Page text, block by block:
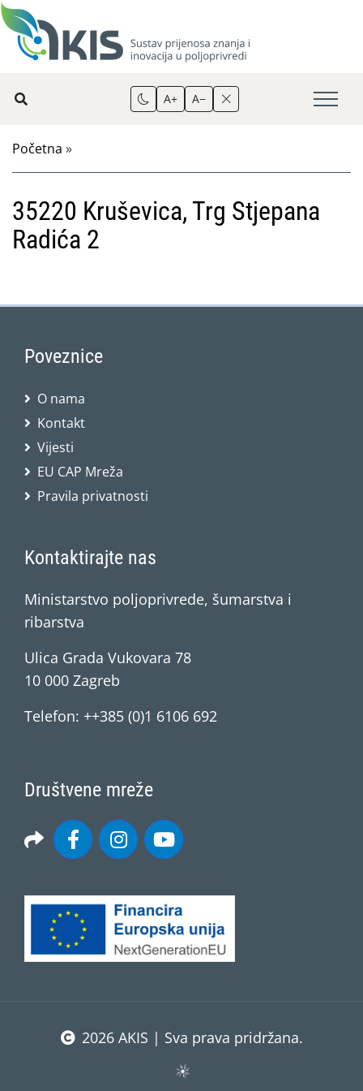
A+ A−
Početna »
35220 Kruševica, Trg Stjepana
Radića 2
Poveznice
O nama
Kontakt
Vijesti
EU CAP Mreža
Pravila privatnosti
Kontaktirajte nas
Ministarstvo poljoprivrede, šumarstva i
ribarstva
Ulica Grada Vukovara 78
10 000 Zagreb
Telefon: ++385 (0)1 6106 692
Društvene mreže
2026 AKIS | Sva prava pridržana.